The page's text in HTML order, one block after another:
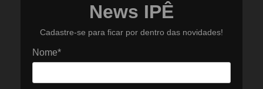
News IPÊ
Cadastre-se para ficar por dentro das novidades!
Nome*